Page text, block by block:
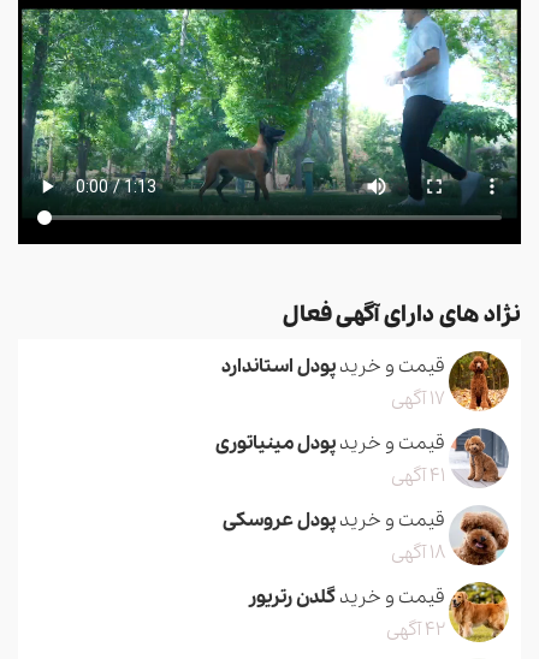
نژاد های دارای آگهی فعال
قیمت و خریدپودل استاندارد
17 آگهی
قیمت و خریدپودل مینیاتوری
41 آگهی
قیمت و خریدپودل عروسکی
18 آگهی
قیمت و خریدگلدن رتریور
42 آگهی